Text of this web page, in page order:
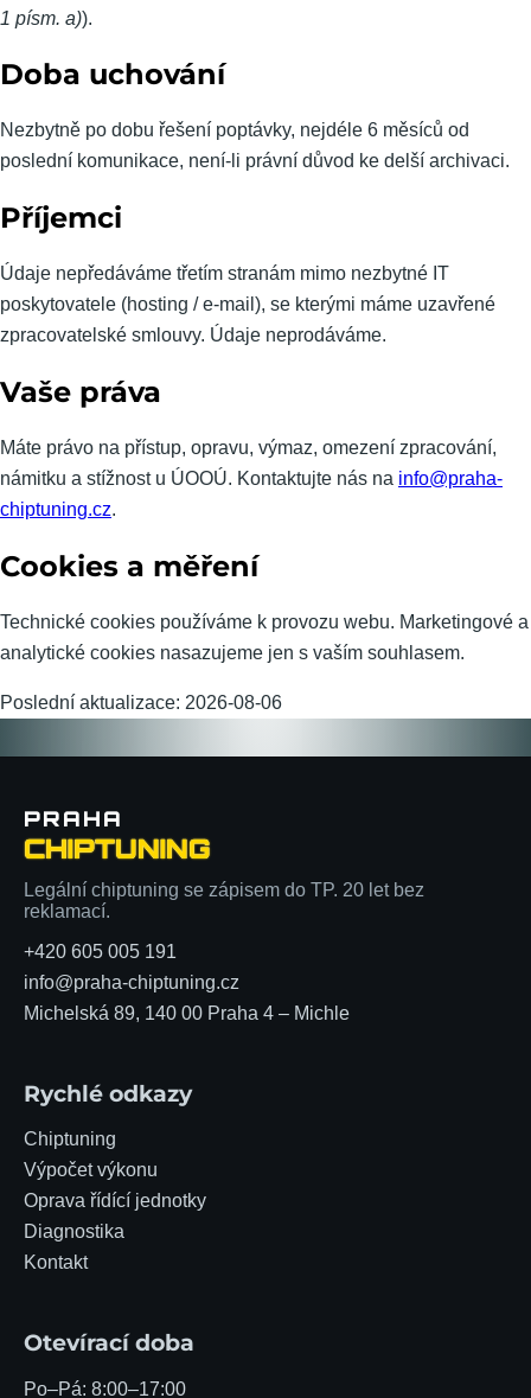
1 písm. a)).
Doba uchování
Nezbytně po dobu řešení poptávky, nejdéle 6 měsíců od
poslední komunikace, není-li právní důvod ke delší archivaci.
Příjemci
Údaje nepředáváme třetím stranám mimo nezbytné IT
poskytovatele (hosting / e-mail), se kterými máme uzavřené
zpracovatelské smlouvy. Údaje neprodáváme.
Vaše práva
Máte právo na přístup, opravu, výmaz, omezení zpracování,
námitku a stížnost u ÚOOÚ. Kontaktujte nás na info@praha-
chiptuning.cz.
Cookies a měření
Technické cookies používáme k provozu webu. Marketingové a
analytické cookies nasazujeme jen s vaším souhlasem.
Poslední aktualizace: 2026-08-06
PRAHA
CHIPTUNING
Legální chiptuning se zápisem do TP. 20 let bez
reklamací.
+420 605 005 191
info@praha-chiptuning.cz
Michelská 89, 140 00 Praha 4 – Michle
Rychlé odkazy
Chiptuning
Výpočet výkonu
Oprava řídící jednotky
Diagnostika
Kontakt
Otevírací doba
Po–Pá: 8:00–17:00